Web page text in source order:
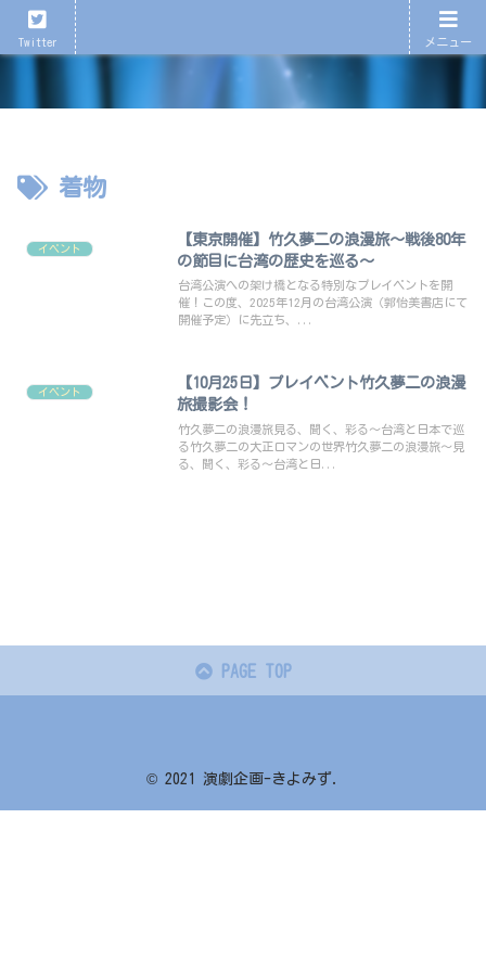
着物
イベント
【東京開催】竹久夢二の浪漫旅〜戦後80年
の節目に台湾の歴史を巡る〜
台湾公演への架け橋となる特別なプレイベントを開
催！この度、2025年12月の台湾公演（郭怡美書店にて
開催予定）に先立ち、...
イベント
【10月25日】プレイベント竹久夢二の浪漫
旅撮影会！
竹久夢二の浪漫旅見る、聞く、彩る〜台湾と日本で巡
る竹久夢二の大正ロマンの世界竹久夢二の浪漫旅〜見
る、聞く、彩る〜台湾と日...
PAGE TOP
© 2021 演劇企画-きよみず.
Twitter メニュー